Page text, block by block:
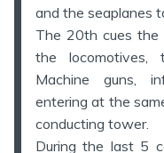
and the seaplanes
The 20th cues
the
Machine guns,
entering at the
conducting tower.
During the last 5